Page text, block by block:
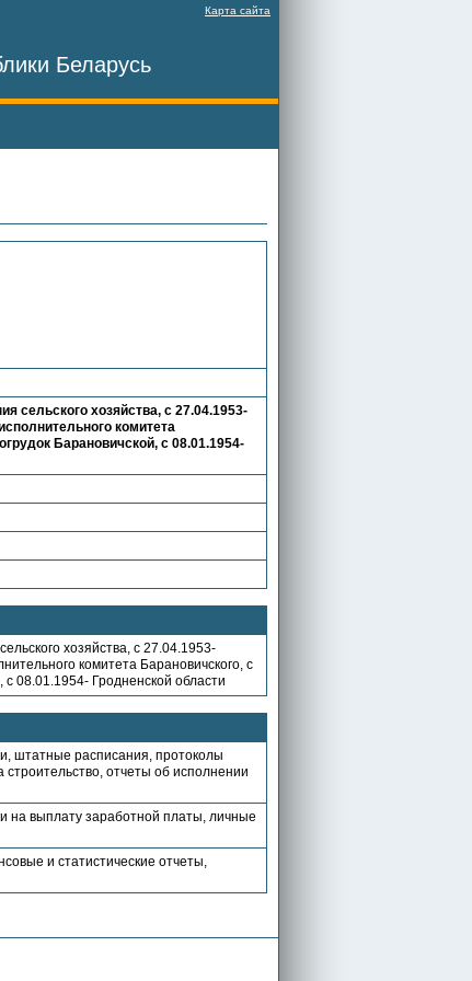
Карта сайта
Беларусь
сельского хозяйства, с 27.04.1953-
комитета
Барановичской, с 08.01.1954-
хозяйства, с 27.04.1953-
комитета Барановичского, с
с 08.01.1954- Гродненской области
штатные расписания, протоколы
отчеты об исполнении
на выплату заработной платы, личные
и статистические отчеты,